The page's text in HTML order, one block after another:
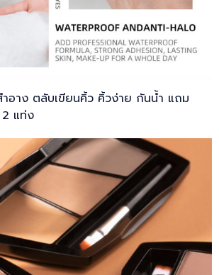
อาง ตลับเขียนคิ้ว คิ้วง่าย กันน้ำ แถม
แท่ง